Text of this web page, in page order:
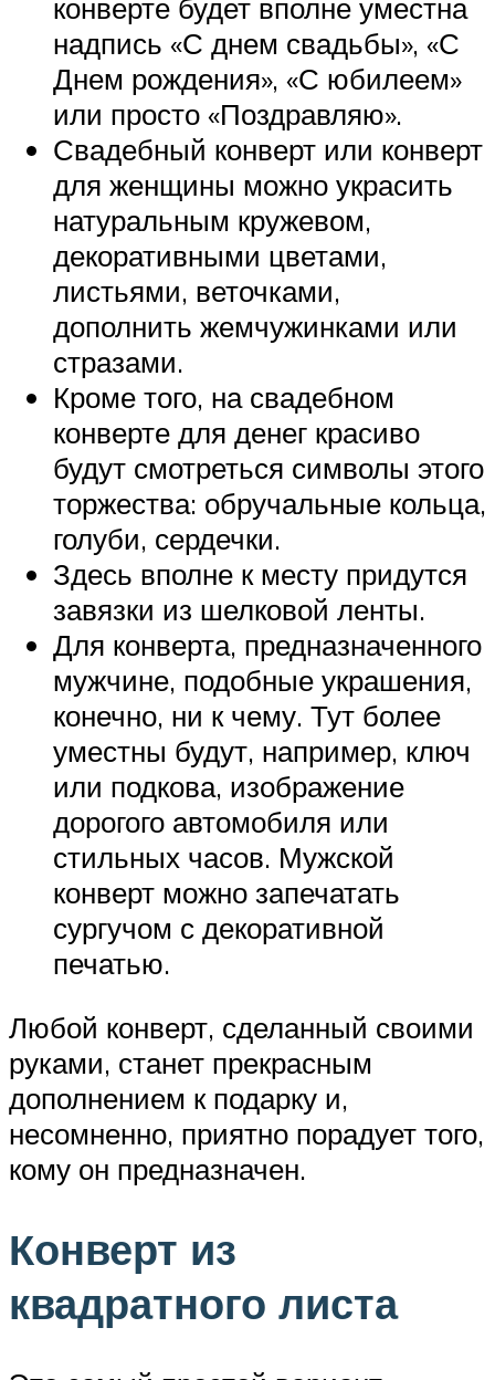
конверте будет вполне уместна
надпись «С днем свадьбы», «С
Днем рождения», «С юбилеем»
или просто «Поздравляю».
Свадебный конверт или конверт
для женщины можно украсить
натуральным кружевом,
декоративными цветами,
листьями, веточками,
дополнить жемчужинками или
стразами.
Кроме того, на свадебном
конверте для денег красиво
будут смотреться символы этого
торжества: обручальные кольца,
голуби, сердечки.
Здесь вполне к месту придутся
завязки из шелковой ленты.
Для конверта, предназначенного
мужчине, подобные украшения,
конечно, ни к чему. Тут более
уместны будут, например, ключ
или подкова, изображение
дорогого автомобиля или
стильных часов. Мужской
конверт можно запечатать
сургучом с декоративной
печатью.
Любой конверт, сделанный своими
руками, станет прекрасным
дополнением к подарку и,
несомненно, приятно порадует того,
кому он предназначен.
Конверт из
квадратного листа